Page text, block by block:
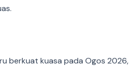
berkuat kuasa pada Ogos 2026,